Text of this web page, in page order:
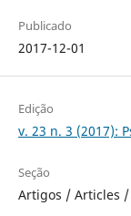
Publicado
2017-12-01
Edição
v. 23 n. 3 (2017):
Seção
Artigos / Articles